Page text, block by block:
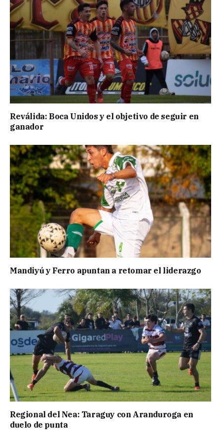
Reválida: Boca Unidos y el objetivo de seguir en
ganador
Mandiyú y Ferro apuntan a retomar el liderazgo
Regional del Nea: Taraguy con Aranduroga en
duelo de punta